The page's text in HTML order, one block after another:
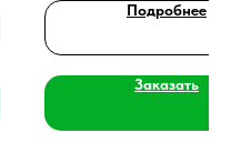
Подробнее
Заказать